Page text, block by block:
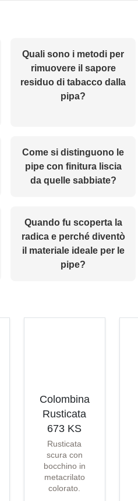
Quali sono i metodi per
rimuovere il sapore
residuo di tabacco dalla
pipa?
Come si distinguono le
pipe con finitura liscia
da quelle sabbiate?
Quando fu scoperta la
radica e perché diventò
il materiale ideale per le
pipe?
Colombina
Rusticata
673 KS
Rusticata
scura con
bocchino in
metacrilato
colorato.